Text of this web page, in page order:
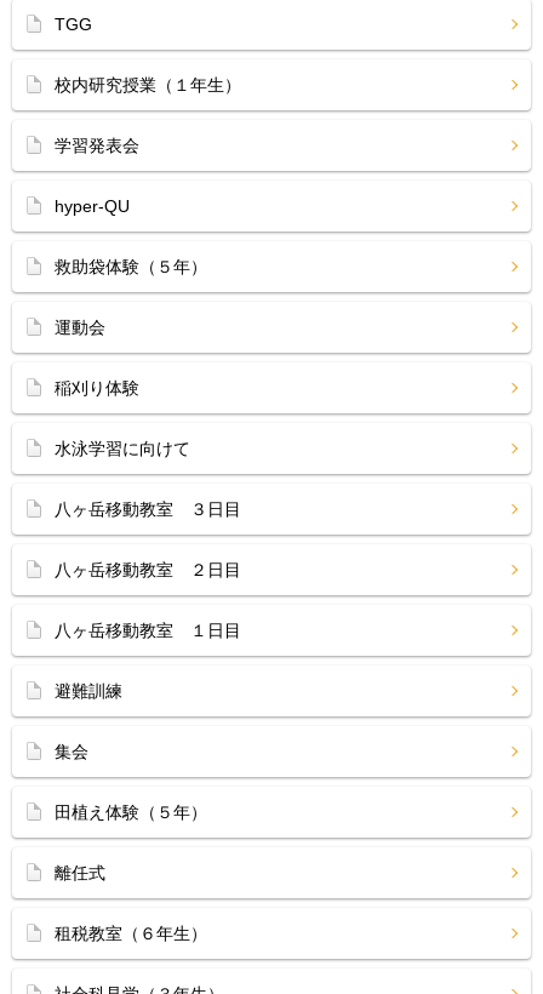
TGG
校内研究授業（１年生）
学習発表会
hyper-QU
救助袋体験（５年）
運動会
稲刈り体験
水泳学習に向けて
八ヶ岳移動教室 ３日目
八ヶ岳移動教室 ２日目
八ヶ岳移動教室 １日目
避難訓練
集会
田植え体験（５年）
離任式
租税教室（６年生）